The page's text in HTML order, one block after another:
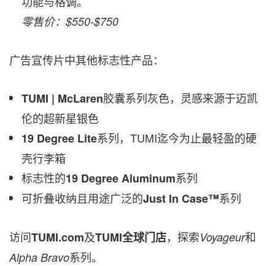
零售价： $550-$750
广告宣传片中其他标志性产品：
TUMI | McLaren胶囊系列灰色，灵感来源于迈凯
伦的超新星银色
19 Degree Lite系列，TUMI迄今为止最轻盈的硬
壳行李箱
标志性的19 Degree Aluminum系列
可折叠收纳且用途广泛的Just In Case™系列
访问TUMI.com及TUMI全球门店，探索Voyageur和
Alpha Bravo系列。